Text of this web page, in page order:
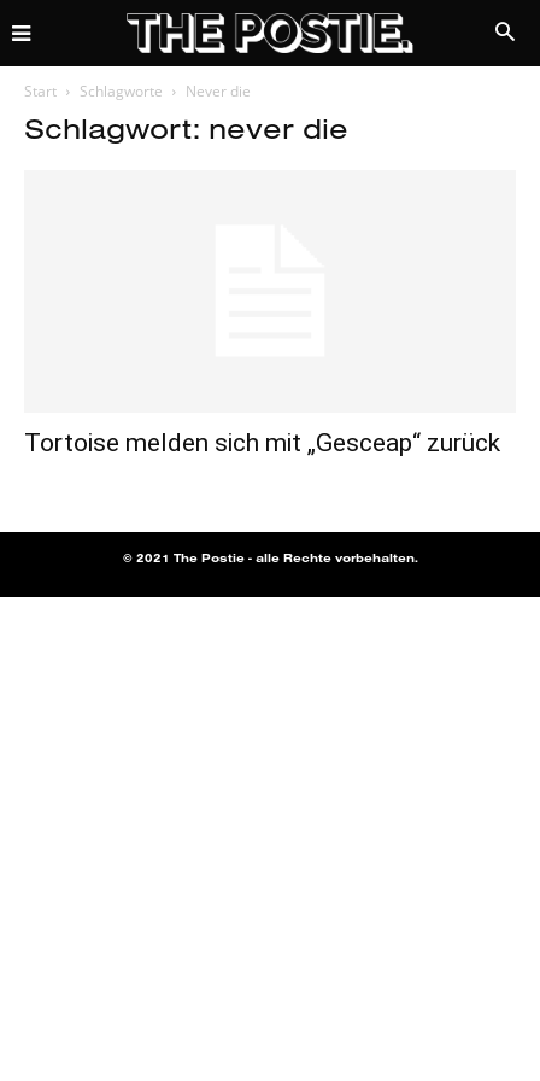
Start Schlagworte Never die
Schlagwort: never die
Tortoise melden sich mit „Gesceap“ zurück
© 2021 The Postie - alle Rechte vorbehalten.